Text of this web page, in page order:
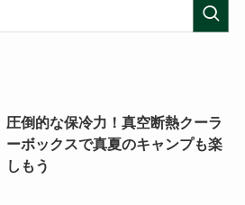
圧倒的な保冷力！真空断熱クーラ
ーボックスで真夏のキャンプも楽
しもう